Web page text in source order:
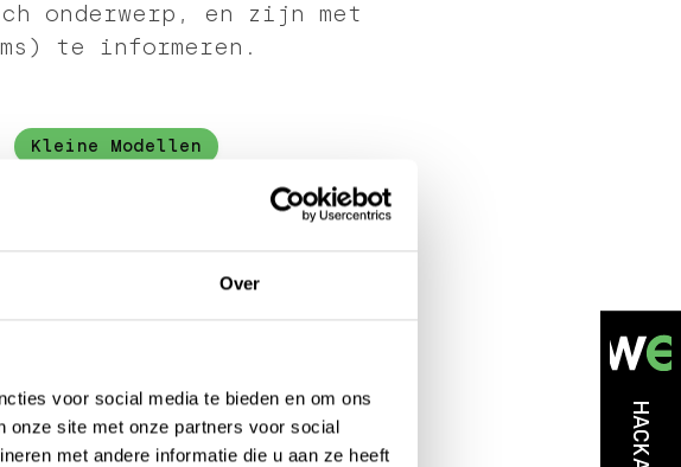
Over
voor social media te bieden en om ons
onze site met onze partners voor social
met andere informatie die u aan ze heeft
onderwerp, en zijn met
te informeren.
Kleine Modellen
3N 270M
model uitgebracht, het kleinste
heeft een heel ander doel dan